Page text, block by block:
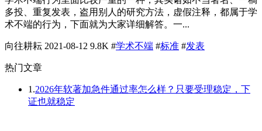
多投、重复发表，盗用别人的研究方法，虚假注释，都属于学
术不端的行为，下面就为大家详细解答。一...
向往耕耘 2021-08-12 9.8K #学术不端 #标准 #发表
热门文章
1.2026年软著加急件通过率怎么样？只要受理稳定，下
证也就稳定